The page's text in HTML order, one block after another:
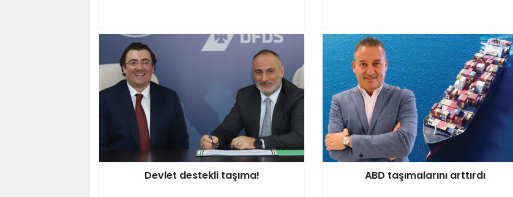
Devlet destekli taşıma! ABD taşımalarını arttırdı